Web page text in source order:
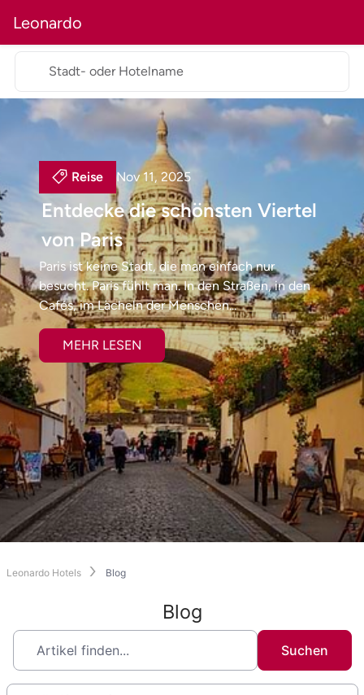
Leonardo
Reise Nov 11, 2025
Entdecke die schönsten Viertel
von Paris
Paris ist keine Stadt, die man einfach nur
besucht. Paris fühlt man. In den Straßen, in den
Cafés, im Lächeln der Menschen...
MEHR LESEN
Stadt- oder Hotelname
Leonardo Hotels Blog
Blog
Suchen